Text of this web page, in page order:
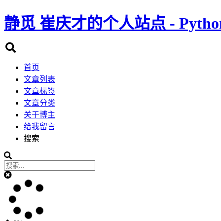
静觅 崔庆才的个人站点 -
首页
文章列表
文章标签
文章分类
关于博主
给我留言
搜索